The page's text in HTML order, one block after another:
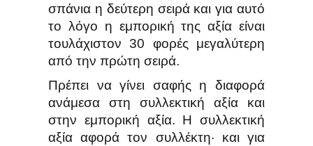
σπάνια η δεύτερη σειρά και για αυτό
το λόγο η εμπορική της αξία είναι
τουλάχιστον 30 φορές μεγαλύτερη
από την πρώτη σειρά.
Πρέπει να γίνει σαφής η διαφορά
ανάμεσα στη συλλεκτική αξία και
στην εμπορική αξία. Η συλλεκτική
αξία αφορά τον συλλέκτη· και για